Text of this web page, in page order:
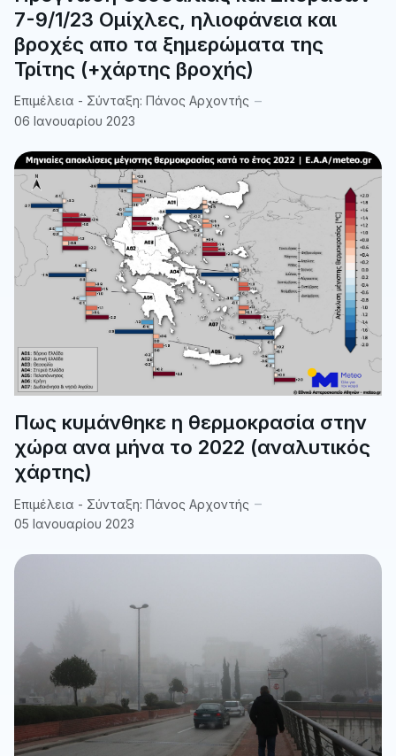
7-9/1/23 Ομίχλες, ηλιοφάνεια και
βροχές απο τα ξημερώματα της
Τρίτης (+χάρτης βροχής)
Επιμέλεια - Σύνταξη: Πάνος Αρχοντής
06 Ιανουαρίου 2023
Πως κυμάνθηκε η θερμοκρασία στην
χώρα ανα μήνα το 2022 (αναλυτικός
χάρτης)
Επιμέλεια - Σύνταξη: Πάνος Αρχοντής
05 Ιανουαρίου 2023